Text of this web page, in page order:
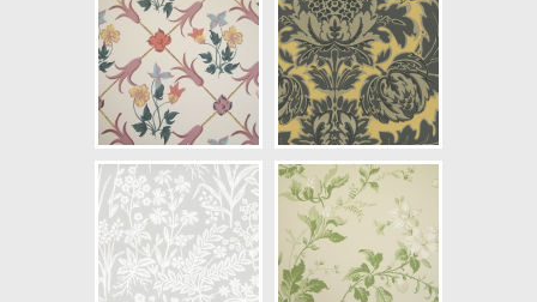
Struktur: Slät, Limtryck
Cirkapris: 1299,00 kr
(Kontakta din färghandlare för
exakt pris.)